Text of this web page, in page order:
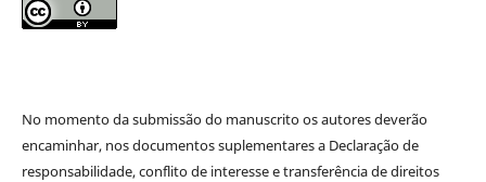
No momento da submissão do manuscrito os autores deverão
encaminhar, nos documentos suplementares a Declaração de
responsabilidade, conflito de interesse e transferência de direitos